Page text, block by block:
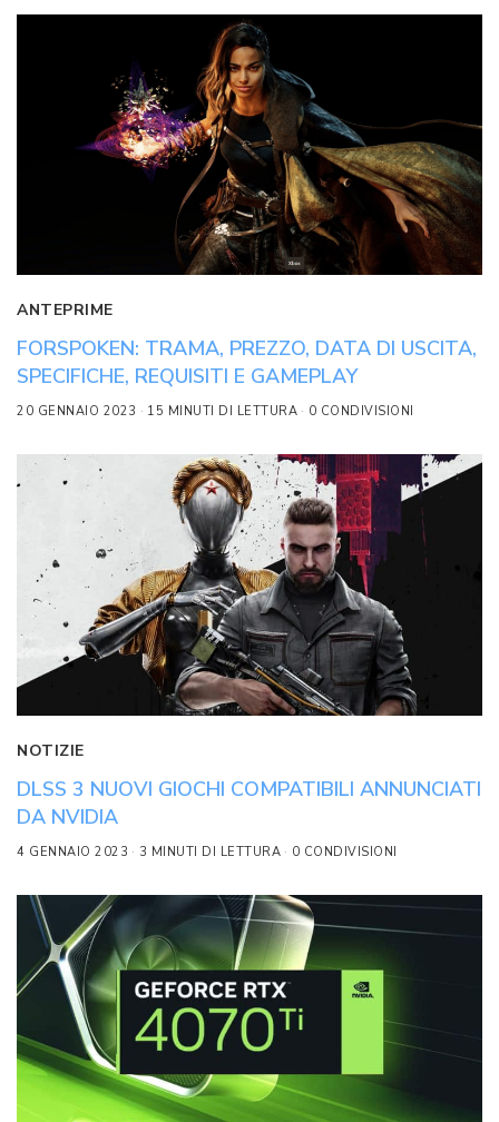
ANTEPRIME
FORSPOKEN: TRAMA, PREZZO, DATA DI USCITA,
SPECIFICHE, REQUISITI E GAMEPLAY
20 GENNAIO 2023 15 MINUTI DI LETTURA 0 CONDIVISIONI
NOTIZIE
DLSS 3 NUOVI GIOCHI COMPATIBILI ANNUNCIATI
DA NVIDIA
4 GENNAIO 2023 3 MINUTI DI LETTURA 0 CONDIVISIONI